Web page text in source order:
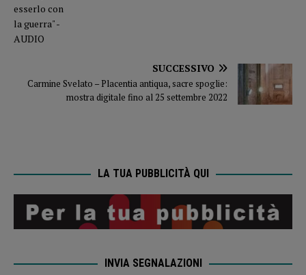
SUCCESSIVO
Carmine Svelato – Placentia antiqua, sacre spoglie:
mostra digitale fino al 25 settembre 2022
LA TUA PUBBLICITÀ QUI
INVIA SEGNALAZIONI